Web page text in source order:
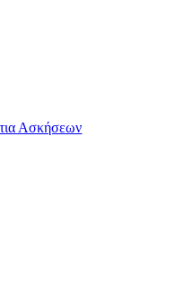
Ασκήσεων